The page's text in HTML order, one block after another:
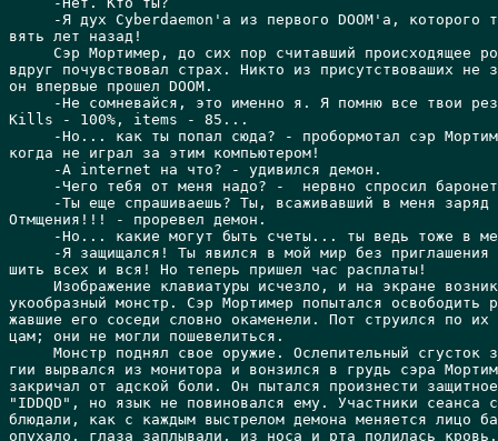
-Я дух Cyberdaemon'а из первого DOOM'a, которого
вять лет назад!
Сэр Мортимер, до сих пор считавший происходящее
вдруг почувствовал страх. Никто из присутствоваших не
он впервые прошел DOOM.
-Не сомневайся, это именно я. Я помню все твои
Kills - 100%, items - 85...
-Но... как ты попал сюда? - пробормотал сэр
когда не играл за этим компьютером!
     -А internet на что? - удивился демон.
-Чего тебя от меня надо? -  нервно спросил
-Ты еще спрашиваешь? Ты, всаживавший в меня заряд
Отмщения!!! - проревел демон.
-Но... какие могут быть счеты... ты ведь тоже в
-Я защищался! Ты явился в мой мир без приглашения
шить всех и вся! Но теперь пришел час расплаты!
Изображение клавиатуры исчезло, и на экране
укообразный монстр. Сэр Мортимер попытался освободить
жавшие его соседи словно окаменели. Пот струился по их
цам; они не могли пошевелиться.
Монстр поднял свое оружие. Ослепительный сгусток
гии вырвался из монитора и вонзился в грудь сэра
закричал от адской боли. Он пытался произнести
"IDDQD", но язык не повиновался ему. Участники сеанса
блюдали, как с каждым выстрелом демона меняется лицо
опухало, глаза заплывали, из носа и рта полилась кровь.